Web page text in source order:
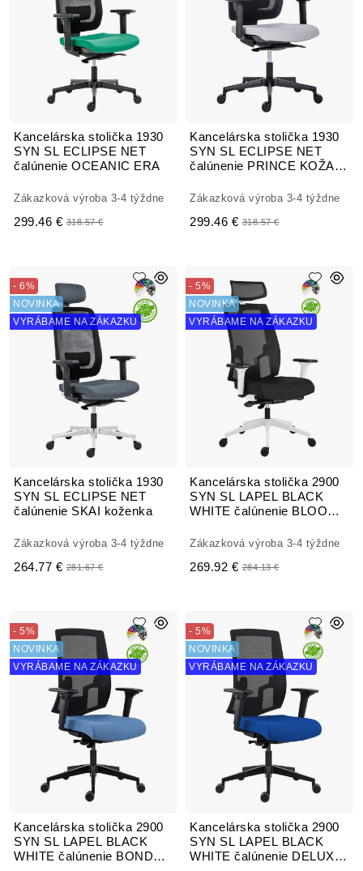
Kancelárska stolička 1930
SYN SL ECLIPSE NET
čalúnenie OCEANIC ERA
Zákazková výroba 3-4 týždne
299.46 € 318.57 €
Kancelárska stolička 1930
SYN SL ECLIPSE NET
čalúnenie PRINCE KOŽA
Zákazková výroba 3-4 týždne
299.46 € 318.57 €
Kancelárska stolička 1930
SYN SL ECLIPSE NET
čalúnenie SKAI koženka
- 6%
NOVINKA
VYRÁBAME NA ZÁKAZKU
Zákazková výroba 3-4 týždne
264.77 € 281.67 €
Kancelárska stolička 2900
SYN SL LAPEL BLACK
WHITE čalúnenie BLOOM
- 5%
NOVINKA
VYRÁBAME NA ZÁKAZKU
Zákazková výroba 3-4 týždne
269.92 € 284.13 €
Kancelárska stolička 2900
SYN SL LAPEL BLACK
WHITE čalúnenie BONDAI
- 5%
NOVINKA
VYRÁBAME NA ZÁKAZKU
Kancelárska stolička 2900
SYN SL LAPEL BLACK
WHITE čalúnenie DELUXE
- 5%
NOVINKA
VYRÁBAME NA ZÁKAZKU